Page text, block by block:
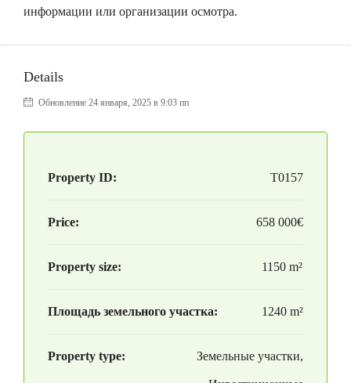
информации или организации осмотра.
Details
Обновление 24 января, 2025 в 9:03 пп
Property ID: T0157
Price: 658 000€
Property size: 1150 m²
Площадь земельного участка: 1240 m²
Property type: Земельные участки,